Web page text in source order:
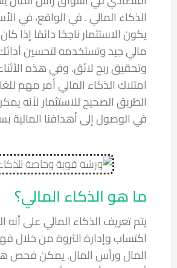
الذكاء المالي . في الواقع، في
يكون الاستثمار ناجحًا دائمًا إذا
مالي جيد وتستخدمه لتحسين
وتحقيق ربح لائق. وفي هذه
امتلاك الذكاء المالي أمر مهم
الطريق الصحيح للاستثمار لأنه
في الوصول إلى أهدافنا المالية
ما هو الذكاء المالي؟
يتم تعريف الذكاء المالي على أنه
اكتساب وإدارة الثروة من خلال
المال ورأس المال. يمكن فحص